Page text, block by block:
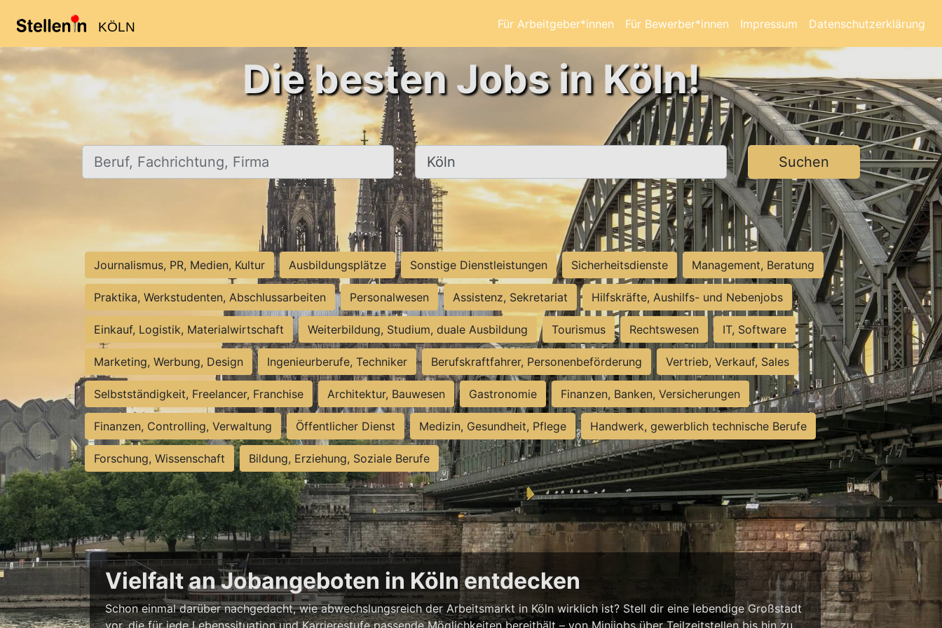
KÖLN Für Arbeitgeber*innen Für Bewerber*innen Impressum Datenschutzerklärung
Die besten Jobs in Köln!
Beruf, Fachrichtung, Firma Ort, Stadt Suchen
Journalismus, PR, Medien, Kultur Ausbildungsplätze Sonstige Dienstleistungen Sicherheitsdienste Management, Beratung
Praktika, Werkstudenten, Abschlussarbeiten Personalwesen Assistenz, Sekretariat Hilfskräfte, Aushilfs- und Nebenjobs
Einkauf, Logistik, Materialwirtschaft Weiterbildung, Studium, duale Ausbildung Tourismus Rechtswesen IT, Software
Marketing, Werbung, Design Ingenieurberufe, Techniker Berufskraftfahrer, Personenbeförderung Vertrieb, Verkauf, Sales
Selbstständigkeit, Freelancer, Franchise Architektur, Bauwesen Gastronomie Finanzen, Banken, Versicherungen
Finanzen, Controlling, Verwaltung Öffentlicher Dienst Medizin, Gesundheit, Pflege Handwerk, gewerblich technische Berufe
Forschung, Wissenschaft Bildung, Erziehung, Soziale Berufe
Vielfalt an Jobangeboten in Köln entdecken
Schon einmal darüber nachgedacht, wie abwechslungsreich der Arbeitsmarkt in Köln wirklich ist? Stell dir eine lebendige Großstadt